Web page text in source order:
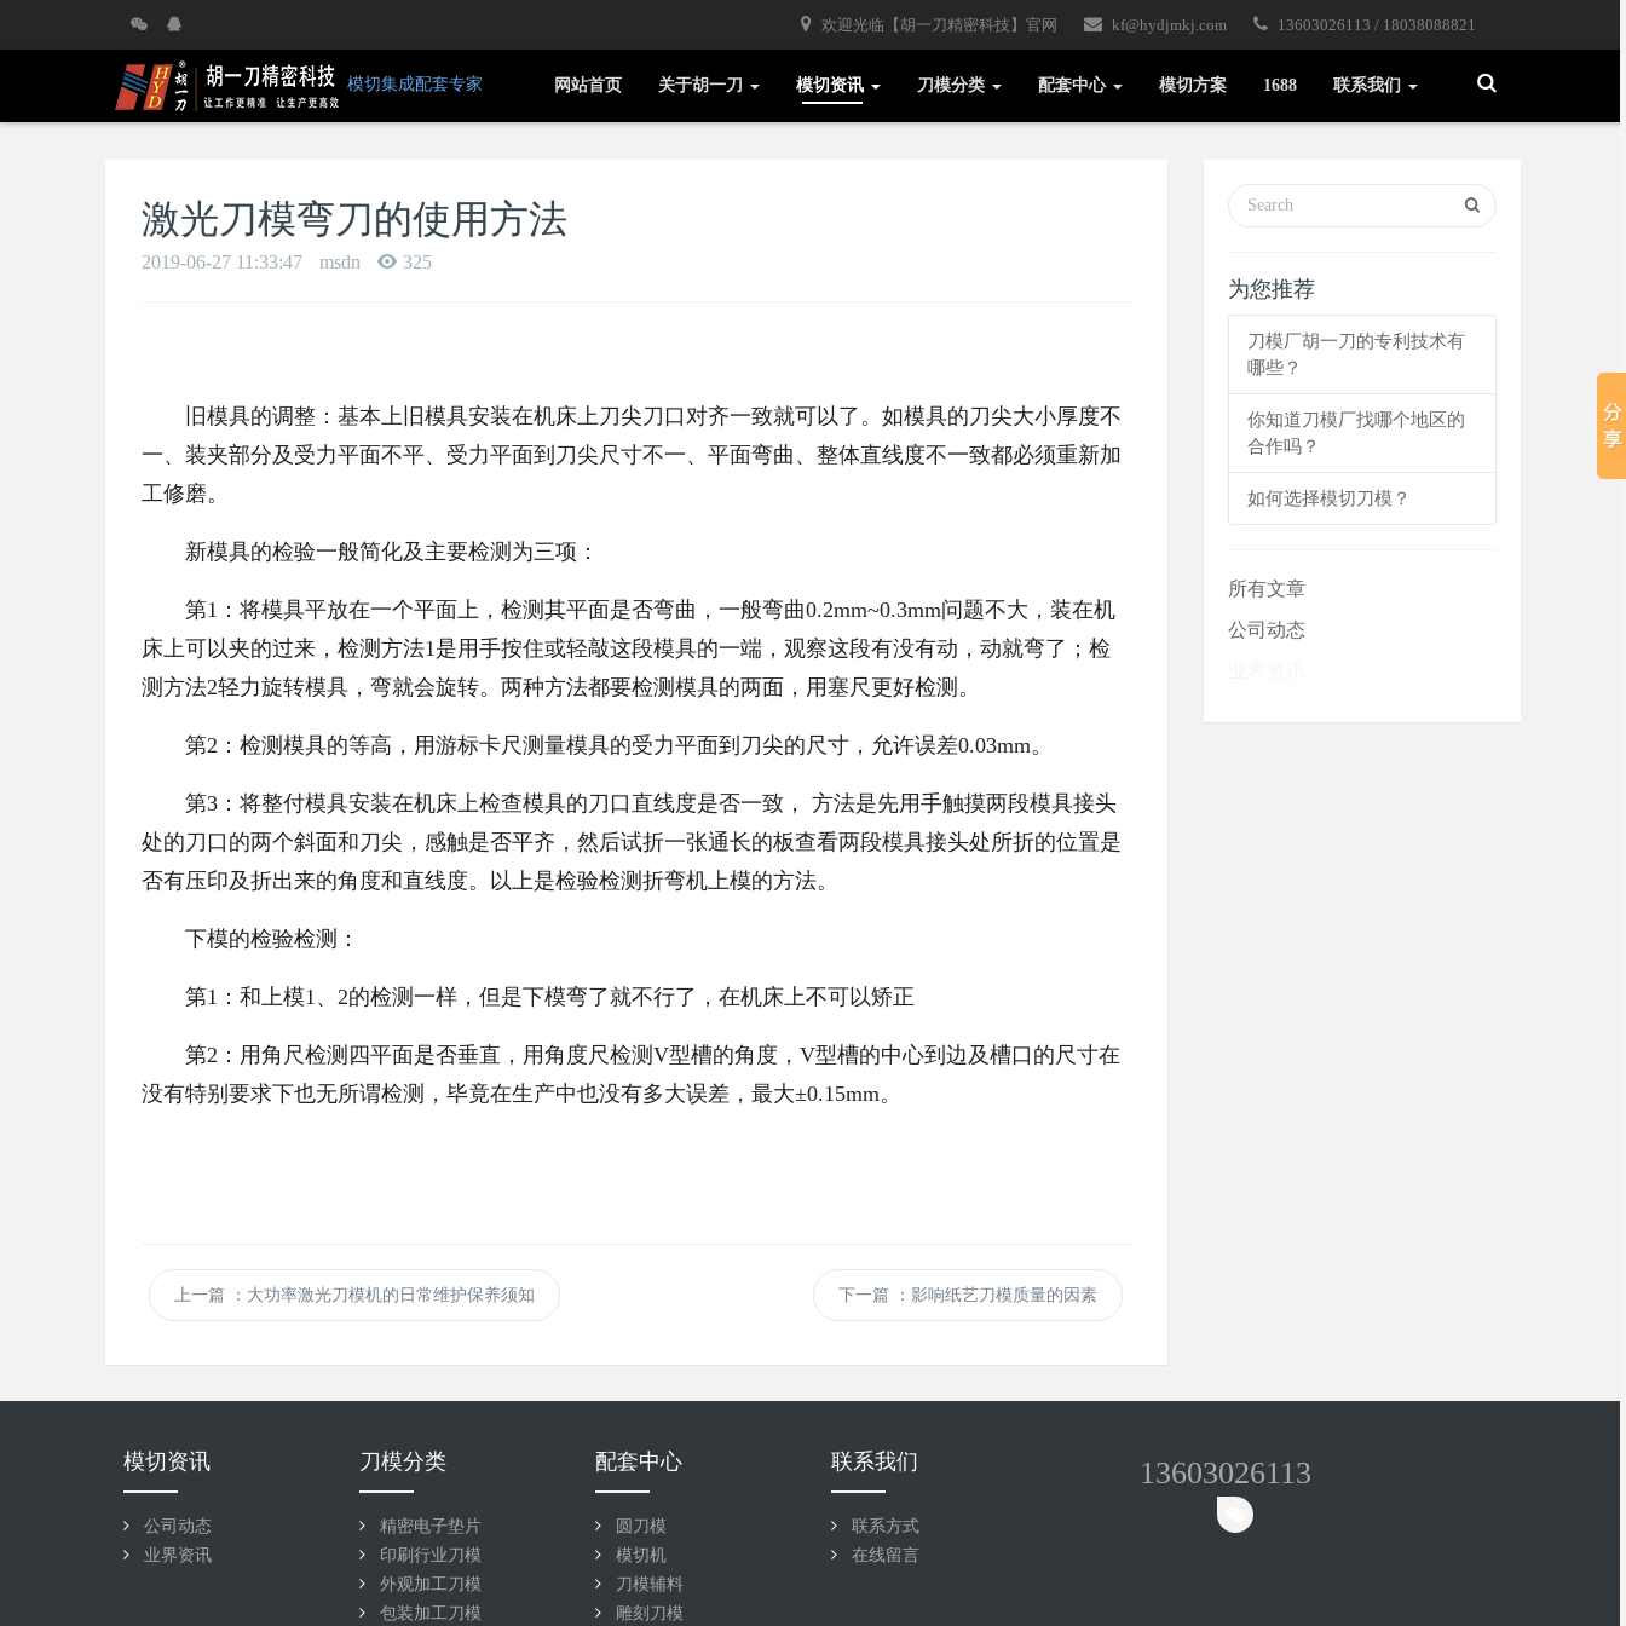
欢迎光临【胡一刀精密科技】官网 kf@hydjmkj.com 13603026113 / 18038088821
模切集成配套专家 Toggle
Search
网站首页 关于胡一刀 模切资讯 刀模分类 配套中心 模切方案 1688 联系我们
激光刀模弯刀的使用方法
2019-06-27 11:33:47 msdn 325
旧模具的调整：基本上旧模具安装在机床上刀尖刀口对齐一致就可以了。如模具的刀尖大小厚度不
一、装夹部分及受力平面不平、受力平面到刀尖尺寸不一、平面弯曲、整体直线度不一致都必须重新加
工修磨。
新模具的检验一般简化及主要检测为三项：
第1：将模具平放在一个平面上，检测其平面是否弯曲，一般弯曲0.2mm~0.3mm问题不大，装在机
床上可以夹的过来，检测方法1是用手按住或轻敲这段模具的一端，观察这段有没有动，动就弯了；检
测方法2轻力旋转模具，弯就会旋转。两种方法都要检测模具的两面，用塞尺更好检测。
第2：检测模具的等高，用游标卡尺测量模具的受力平面到刀尖的尺寸，允许误差0.03mm。
第3：将整付模具安装在机床上检查模具的刀口直线度是否一致， 方法是先用手触摸两段模具接头
处的刀口的两个斜面和刀尖，感触是否平齐，然后试折一张通长的板查看两段模具接头处所折的位置是
否有压印及折出来的角度和直线度。以上是检验检测折弯机上模的方法。
下模的检验检测：
第1：和上模1、2的检测一样，但是下模弯了就不行了，在机床上不可以矫正
第2：用角尺检测四平面是否垂直，用角度尺检测V型槽的角度，V型槽的中心到边及槽口的尺寸在
没有特别要求下也无所谓检测，毕竟在生产中也没有多大误差，最大±0.15mm。
上一篇 ：大功率激光刀模机的日常维护保养须知 下一篇 ：影响纸艺刀模质量的因素
为您推荐
刀模厂胡一刀的专利技术有
哪些？
你知道刀模厂找哪个地区的
合作吗？
如何选择模切刀模？
所有文章
公司动态
模切资讯
公司动态
业界资讯
刀模分类
精密电子垫片
印刷行业刀模
外观加工刀模
包装加工刀模
配套中心
圆刀模
模切机
刀模辅料
雕刻刀模
联系我们
联系方式
在线留言
13603026113